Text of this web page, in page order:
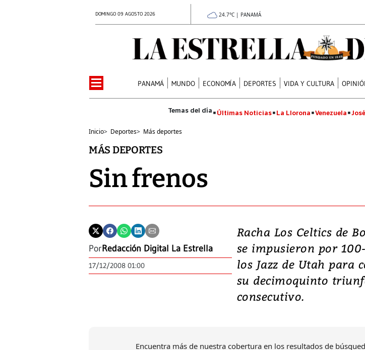
DOMINGO 09 AGOSTO 2026 24.7°C | PANAMÁ
PANAMÁ MUNDO ECONOMÍA DEPORTES VIDA Y CULTURA
Últimas Noticias La Llorona Venezuela
Inicio> Deportes> Más deportes
MÁS DEPORTES
Sin frenos
PorRedacción Digital La Estrella
17/12/2008 01:00
Racha Los Celtics de
se impusieron por
los Jazz de Utah para
su decimoquinto
consecutivo.
Encuentra más de nuestra cobertura en los resultados de
Video: Lula
candidatura con
promesas de
en defensa,
tierras raras